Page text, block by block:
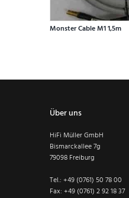
Monster Cable M1 1,5m
Über uns
HiFi Müller GmbH
Bismarckallee 7g
79098 Freiburg
Tel.: +49 (0761) 50 78 00
Fax: +49 (0761) 2 92 18 37